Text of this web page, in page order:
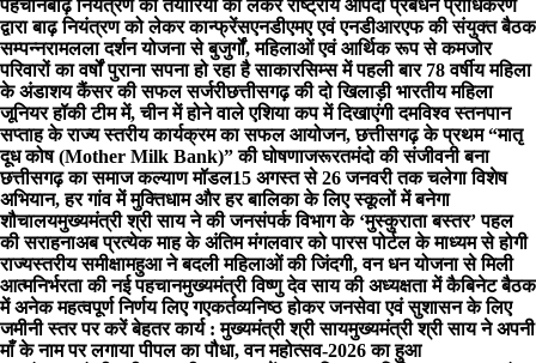
पहचानबाढ़ नियंत्रण की तैयारियों को लेकर राष्ट्रीय आपदा प्रबंधन प्राधिकरण
द्वारा बाढ़ नियंत्रण को लेकर कान्फ्रेंसएनडीएमए एवं एनडीआरएफ की संयुक्त बैठक
सम्पन्नरामलला दर्शन योजना से बुजुर्गों, महिलाओं एवं आर्थिक रूप से कमजोर
परिवारों का वर्षों पुराना सपना हो रहा है साकारसिम्स में पहली बार 78 वर्षीय महिला
के अंडाशय कैंसर की सफल सर्जरीछत्तीसगढ़ की दो खिलाड़ी भारतीय महिला
जूनियर हॉकी टीम में, चीन में होने वाले एशिया कप में दिखाएंगी दमविश्व स्तनपान
सप्ताह के राज्य स्तरीय कार्यक्रम का सफल आयोजन, छत्तीसगढ़ के प्रथम “मातृ
दूध कोष (Mother Milk Bank)” की घोषणाजरूरतमंदो की संजीवनी बना
छत्तीसगढ़ का समाज कल्याण मॉडल15 अगस्त से 26 जनवरी तक चलेगा विशेष
अभियान, हर गांव में मुक्तिधाम और हर बालिका के लिए स्कूलों में बनेगा
शौचालयमुख्यमंत्री श्री साय ने की जनसंपर्क विभाग के ‘मुस्कुराता बस्तर’ पहल
की सराहनाअब प्रत्येक माह के अंतिम मंगलवार को पारस पोर्टल के माध्यम से होगी
राज्यस्तरीय समीक्षामहुआ ने बदली महिलाओं की जिंदगी, वन धन योजना से मिली
आत्मनिर्भरता की नई पहचानमुख्यमंत्री विष्णु देव साय की अध्यक्षता में कैबिनेट बैठक
में अनेक महत्वपूर्ण निर्णय लिए गएकर्तव्यनिष्ठ होकर जनसेवा एवं सुशासन के लिए
जमीनी स्तर पर करें बेहतर कार्य : मुख्यमंत्री श्री सायमुख्यमंत्री श्री साय ने अपनी
माँ के नाम पर लगाया पीपल का पौधा, वन महोत्सव-2026 का हुआ